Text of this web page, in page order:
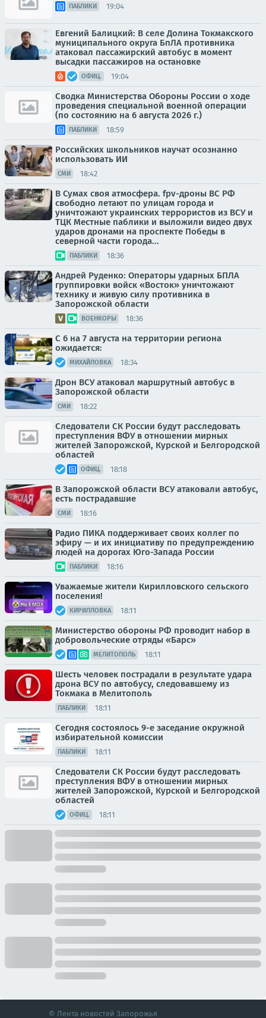
ПАБЛИКИ 19:04
Евгений Балицкий: В селе Долина Токмакского
муниципального округа БпЛА противника
атаковал пассажирский автобус в момент
высадки пассажиров на остановке
ОФИЦ. 19:04
Сводка Министерства Обороны России о ходе
проведения специальной военной операции
(по состоянию на 6 августа 2026 г.)
ПАБЛИКИ 18:59
Российских школьников научат осознанно
использовать ИИ
СМИ 18:42
В Сумах своя атмосфера. fpv-дроны ВС РФ
свободно летают по улицам города и
уничтожают украинских террористов из ВСУ и
ТЦК Местные паблики и выложили видео двух
ударов дронами на проспекте Победы в
северной части города...
ПАБЛИКИ 18:36
Андрей Руденко: Операторы ударных БПЛА
группировки войск «Восток» уничтожают
технику и живую силу противника в
Запорожской области
ВОЕНКОРЫ 18:36
С 6 на 7 августа на территории региона
ожидается:
МИХАЙЛОВКА 18:34
Дрон ВСУ атаковал маршрутный автобус в
Запорожской области
СМИ 18:22
Следователи СК России будут расследовать
преступления ВФУ в отношении мирных
жителей Запорожской, Курской и Белгородской
областей
ОФИЦ. 18:18
В Запорожской области ВСУ атаковали автобус,
есть пострадавшие
СМИ 18:16
Радио ПИКА поддерживает своих коллег по
эфиру — и их инициативу по предупреждению
людей на дорогах Юго-Запада России
ПАБЛИКИ 18:16
Уважаемые жители Кирилловского сельского
поселения!
КИРИЛЛОВКА 18:11
Министерство обороны РФ проводит набор в
добровольческие отряды «Барс»
МЕЛИТОПОЛЬ 18:11
Шесть человек пострадали в результате удара
дрона ВСУ по автобусу, следовавшему из
Токмака в Мелитополь
ПАБЛИКИ 18:11
Сегодня состоялось 9-е заседание окружной
избирательной комиссии
ПАБЛИКИ 18:11
Следователи СК России будут расследовать
преступления ВФУ в отношении мирных
жителей Запорожской, Курской и Белгородской
областей
ОФИЦ. 18:11
© Лента новостей Запорожья